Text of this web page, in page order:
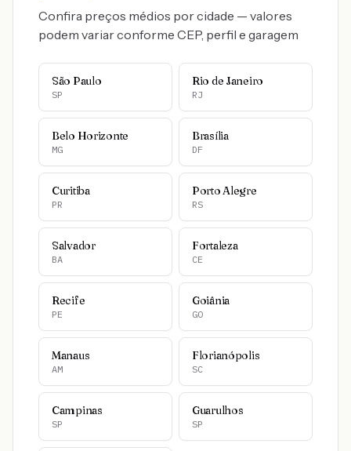
Confira preços médios por cidade — valores
podem variar conforme CEP, perfil e garagem
São Paulo
SP
Rio de Janeiro
RJ
Belo Horizonte
MG
Brasília
DF
Curitiba
PR
Porto Alegre
RS
Salvador
BA
Fortaleza
CE
Recife
PE
Goiânia
GO
Manaus
AM
Florianópolis
SC
Campinas
SP
Guarulhos
SP